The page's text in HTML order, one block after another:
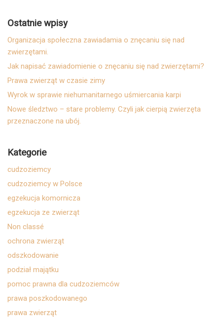
Ostatnie wpisy
Organizacja społeczna zawiadamia o znęcaniu się nad
zwierzętami.
Jak napisać zawiadomienie o znęcaniu się nad zwierzętami?
Prawa zwierząt w czasie zimy
Wyrok w sprawie niehumanitarnego uśmiercania karpi
Nowe śledztwo – stare problemy. Czyli jak cierpią zwierzęta
przeznaczone na ubój.
Kategorie
cudzoziemcy
cudzoziemcy w Polsce
egzekucja komornicza
egzekucja ze zwierząt
Non classé
ochrona zwierząt
odszkodowanie
podział majątku
pomoc prawna dla cudzoziemców
prawa poszkodowanego
prawa zwierząt